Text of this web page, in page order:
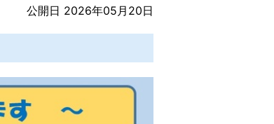
公開日 2026年05月20日